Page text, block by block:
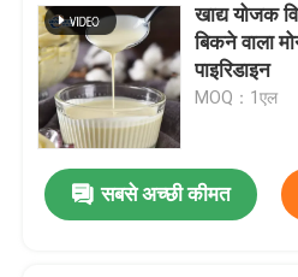
खाद्य योजक
बिकने वाला
पाइरिडाइन
MOQ：1एल
सबसे अच्छी कीमत